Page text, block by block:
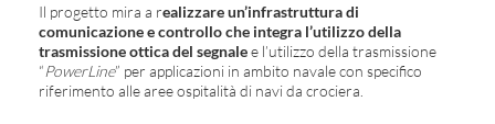
Il progetto mira a realizzare un’infrastruttura di
comunicazione e controllo che integra l’utilizzo della
trasmissione ottica del segnalee l’utilizzo della trasmissione
“PowerLine” per applicazioni in ambito navale con specifico
riferimento alle aree ospitalità di navi da crociera.